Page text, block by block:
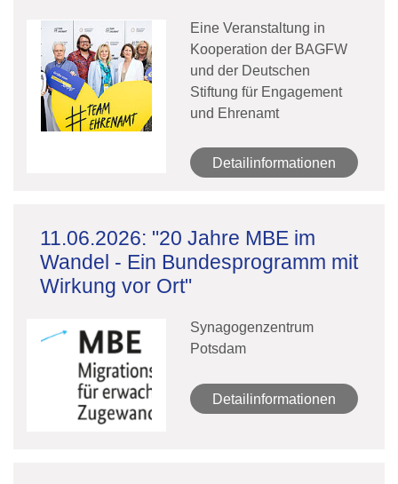
Eine Veranstaltung in
Kooperation der BAGFW
und der Deutschen
Stiftung für Engagement
und Ehrenamt
Detailinformationen
11.06.2026: "20 Jahre MBE im
Wandel - Ein Bundesprogramm mit
Wirkung vor Ort"
Synagogenzentrum
Potsdam
Detailinformationen